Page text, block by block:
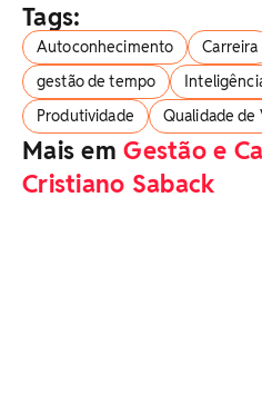
Tags:
Autoconhecimento Carreira
gestão de tempo
Produtividade
Qualidade de
Mais emGestão e
Cristiano Saback